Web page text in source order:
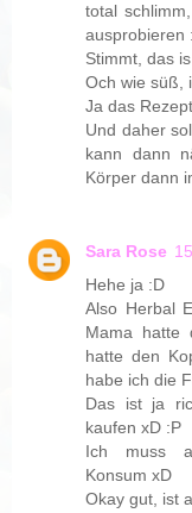
total
ausprobieren
Stimmt, das
Och wie süß,
Ja das
Und daher
kann dann
Körper dann
Sara Rose
Hehe ja :D
Also Herbal
Mama hatte
hatte den
habe ich die
Das ist ja
kaufen xD :P
Ich muss
Konsum xD
Okay gut, ist